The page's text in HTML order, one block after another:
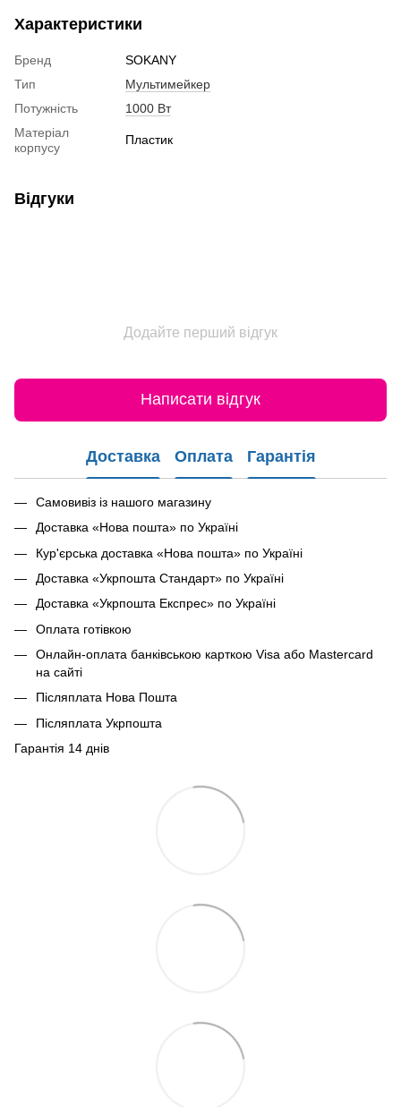
Характеристики
Бренд
SOKANY
Тип
Мультимейкер
Потужність
1000 Вт
Матеріал
корпусу
Пластик
Відгуки
Додайте перший відгук
Написати відгук
Доставка Оплата Гарантія
Самовивіз із нашого магазину
Доставка «Нова пошта» по Україні
Кур'єрська доставка «Нова пошта» по Україні
Доставка «Укрпошта Стандарт» по Україні
Доставка «Укрпошта Експрес» по Україні
Оплата готівкою
Онлайн-оплата банківською карткою Visa або Mastercard
на сайті
Післяплата Нова Пошта
Післяплата Укрпошта
Гарантія 14 днів